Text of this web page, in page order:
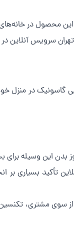
محصول در
سرویس آنلاین
گاسونیک در منزل
این وسیله برای
تأکید بسیاری بر
سوی مشتری،